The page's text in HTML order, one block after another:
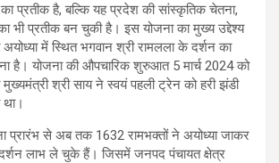
प्रतीक है, बल्कि यह प्रदेश की सांस्कृतिक चेतना,
भी प्रतीक बन चुकी है। इस योजना का मुख्य उद्देश्य
अयोध्या में स्थित भगवान श्री रामलला के दर्शन का
है। योजना की औपचारिक शुरुआत 5 मार्च 2024 को
श्री साय ने स्वयं पहली ट्रेन को हरी झंडी
था।
प्रारंभ से अब तक 1632 रामभक्तों ने अयोध्या जाकर
दर्शन लाभ ले चुके हैं। जिसमें जनपद पंचायत क्षेत्र